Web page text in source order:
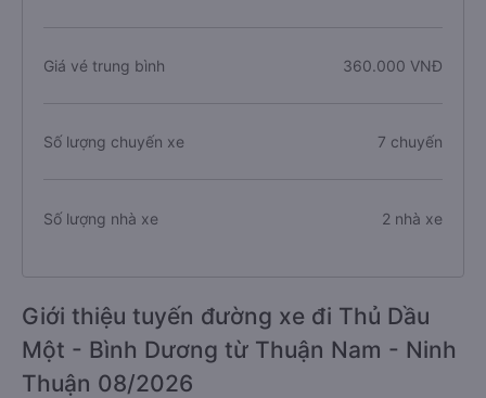
Giá vé trung bình 360.000 VNĐ
Số lượng chuyến xe 7 chuyến
Số lượng nhà xe 2 nhà xe
Giới thiệu tuyến đường xe đi Thủ Dầu
Một - Bình Dương từ Thuận Nam - Ninh
Thuận 08/2026